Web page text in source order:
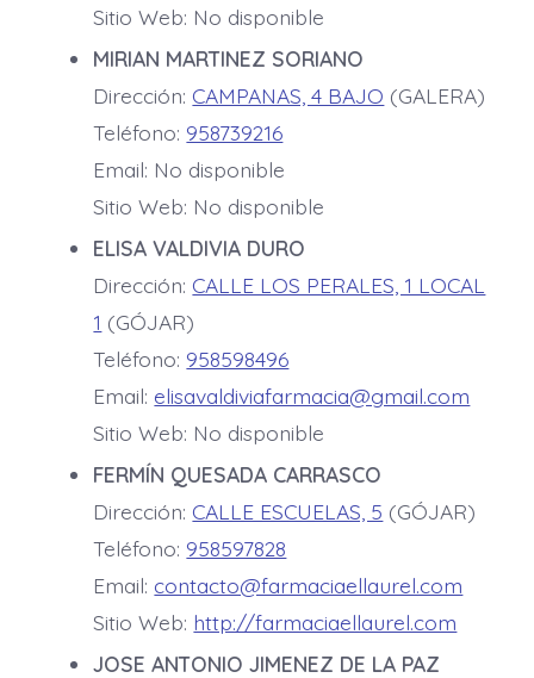
Sitio Web: No disponible
MIRIAN MARTINEZ SORIANO
Dirección: CAMPANAS, 4 BAJO (GALERA)
Teléfono: 958739216
Email: No disponible
Sitio Web: No disponible
ELISA VALDIVIA DURO
Dirección: CALLE LOS PERALES, 1 LOCAL
1 (GÓJAR)
Teléfono: 958598496
Email: elisavaldiviafarmacia@gmail.com
Sitio Web: No disponible
FERMÍN QUESADA CARRASCO
Dirección: CALLE ESCUELAS, 5 (GÓJAR)
Teléfono: 958597828
Email: contacto@farmaciaellaurel.com
Sitio Web: http://farmaciaellaurel.com
JOSE ANTONIO JIMENEZ DE LA PAZ